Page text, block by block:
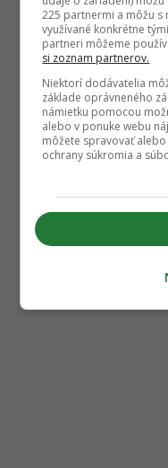
225 partnermi a môžu
využívané konkrétne
partneri môžeme
si zoznam partnerov.
Niektorí dodávatelia
základe oprávneného
námietku pomocou
alebo v ponuke webu
môžete spravovať
ochrany súkromia a